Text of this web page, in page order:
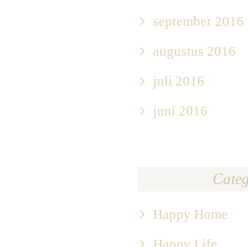
september 2016
augustus 2016
juli 2016
juni 2016
Happy Home